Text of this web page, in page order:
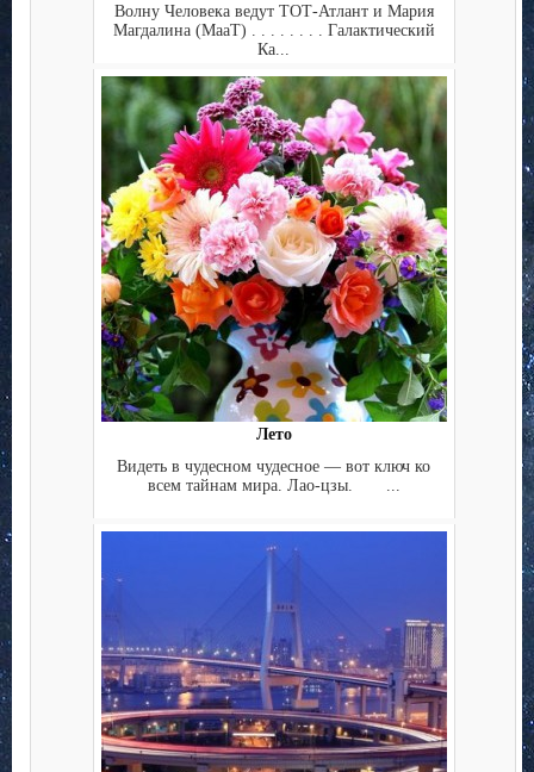
Волну Человека ведут ТОТ-Атлант и Мария
Магдалина (МааТ) . . . . . . . . Галактический
Ка...
Лето
Видеть в чудесном чудесное — вот ключ ко
всем тайнам мира. Лао-цзы. ...